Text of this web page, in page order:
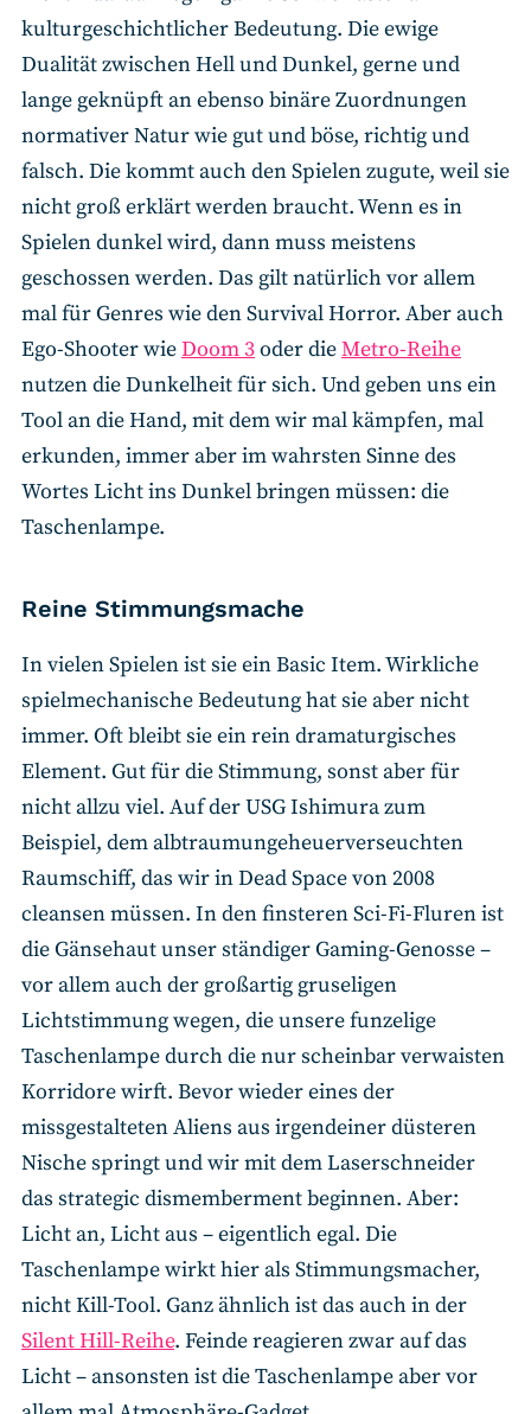
kulturgeschichtlicher Bedeutung. Die ewige
Dualität zwischen Hell und Dunkel, gerne und
lange geknüpft an ebenso binäre Zuordnungen
normativer Natur wie gut und böse, richtig und
falsch. Die kommt auch den Spielen zugute, weil sie
nicht groß erklärt werden braucht. Wenn es in
Spielen dunkel wird, dann muss meistens
geschossen werden. Das gilt natürlich vor allem
mal für Genres wie den Survival Horror. Aber auch
Ego-Shooter wieDoom 3oder dieMetro-Reihe
nutzen die Dunkelheit für sich. Und geben uns ein
Tool an die Hand, mit dem wir mal kämpfen, mal
erkunden, immer aber im wahrsten Sinne des
Wortes Licht ins Dunkel bringen müssen: die
Taschenlampe.
Reine Stimmungsmache
In vielen Spielen ist sie ein Basic Item. Wirkliche
spielmechanische Bedeutung hat sie aber nicht
immer. Oft bleibt sie ein rein dramaturgisches
Element. Gut für die Stimmung, sonst aber für
nicht allzu viel. Auf der USG Ishimura zum
Beispiel, dem albtraumungeheuerverseuchten
Raumschiff, das wir in Dead Space von 2008
cleansen müssen. In den finsteren Sci-Fi-Fluren ist
die Gänsehaut unser ständiger Gaming-Genosse –
vor allem auch der großartig gruseligen
Lichtstimmung wegen, die unsere funzelige
Taschenlampe durch die nur scheinbar verwaisten
Korridore wirft. Bevor wieder eines der
missgestalteten Aliens aus irgendeiner düsteren
Nische springt und wir mit dem Laserschneider
das strategic dismemberment beginnen. Aber:
Licht an, Licht aus – eigentlich egal. Die
Taschenlampe wirkt hier als Stimmungsmacher,
nicht Kill-Tool. Ganz ähnlich ist das auch in der
Silent Hill-Reihe. Feinde reagieren zwar auf das
Licht – ansonsten ist die Taschenlampe aber vor